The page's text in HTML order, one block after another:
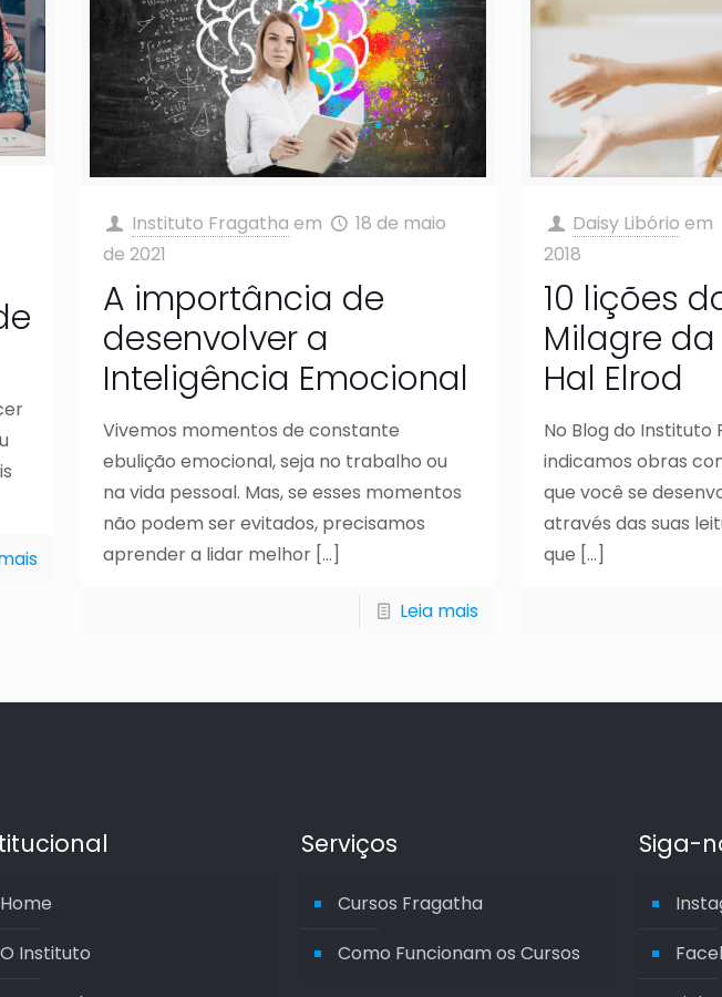
Instituto Fragatha em
18 de maio
de 2021
A importância de
desenvolver a
Inteligência Emocional
Vivemos momentos de constante
ebulição emocional, seja no trabalho ou
na vida pessoal. Mas, se esses momentos
não podem ser evitados, precisamos
aprender a lidar melhor[…]
Leia mais
Daisy Libório em
2018
10 lições
Milagre
Hal Elrod
No Blog do
indicamos obras
que você se
através das suas
que […]
Home
O Instituto
Serviços
Cursos Fragatha
Como Funcionam os Cursos
Siga-